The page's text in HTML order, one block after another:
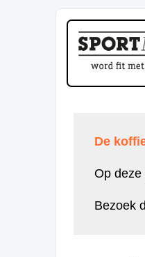
De
Op deze
Bezoek